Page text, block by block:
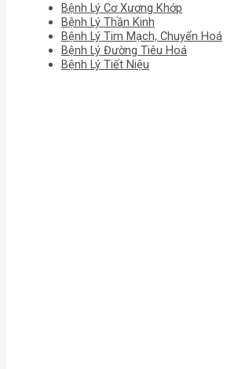
Bệnh Lý Cơ Xương Khớp
Bệnh Lý Thần Kinh
Bệnh Lý Tim Mạch, Chuyển Hoá
Bệnh Lý Đường Tiêu Hoá
Bệnh Lý Tiết Niệu